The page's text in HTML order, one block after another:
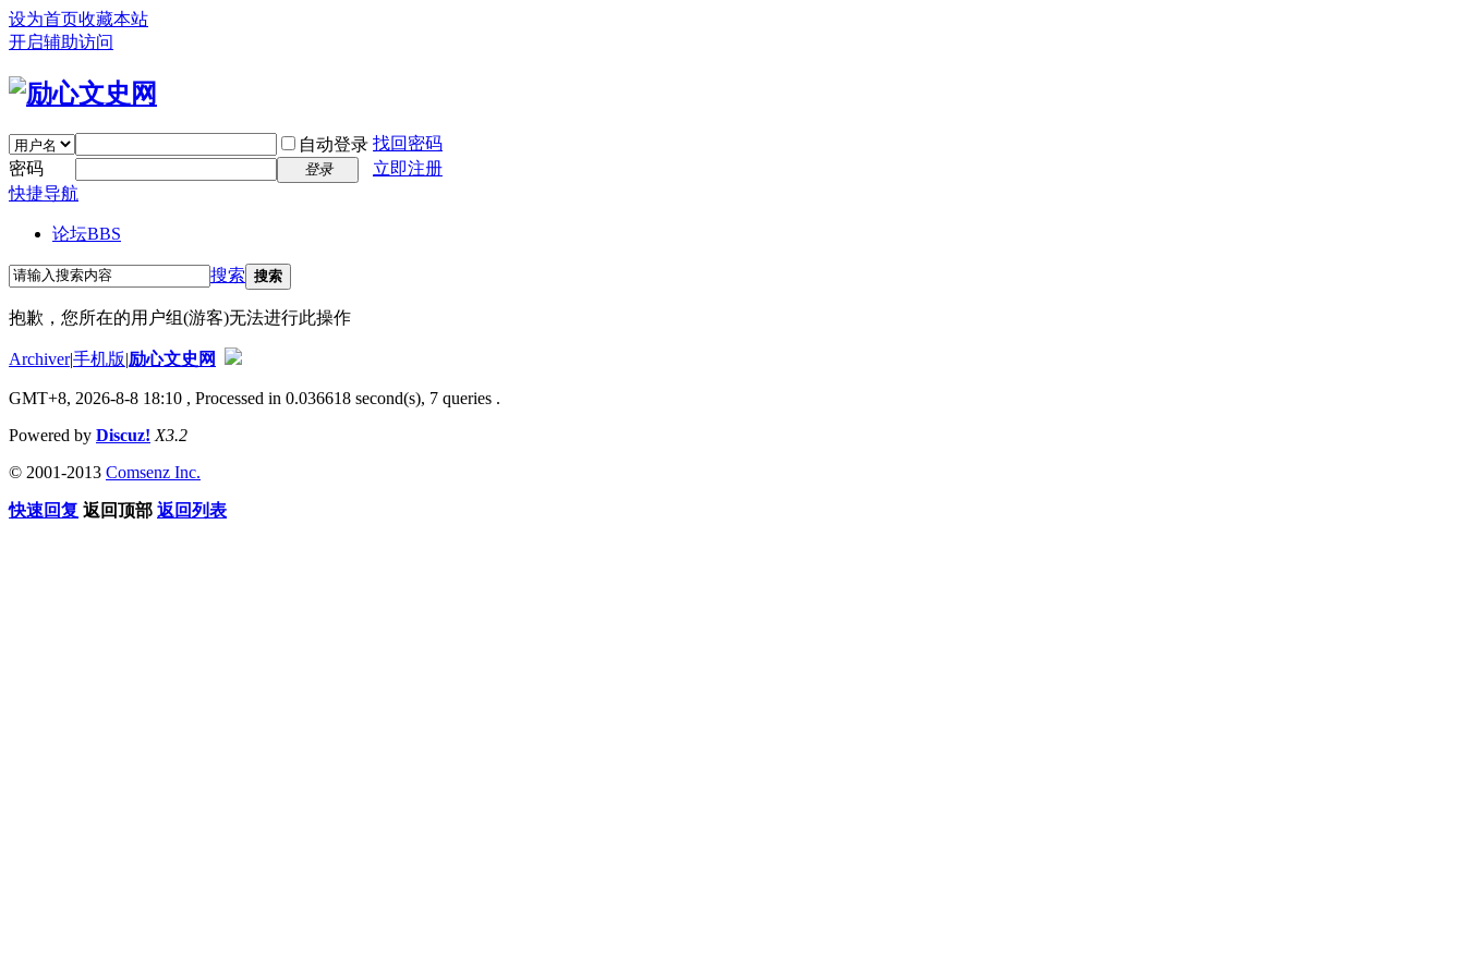
设为首页收藏本站
开启辅助访问
自动登录 找回密码
密码
登录
立即注册
快捷导航
论坛BBS
搜索 搜索
抱歉，您所在的用户组(游客)无法进行此操作
Archiver|手机版|励心文史网
GMT+8, 2026-8-8 18:10 , Processed in 0.036618 second(s), 7 queries .
Powered by Discuz! X3.2
© 2001-2013 Comsenz Inc.
快速回复 返回顶部 返回列表